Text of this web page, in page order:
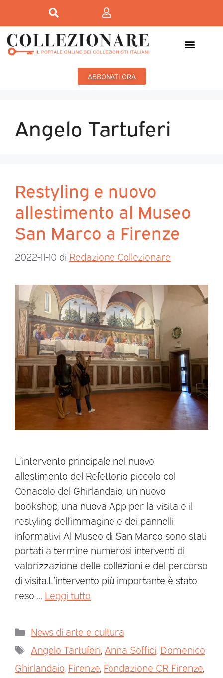
ABBONATI ORA
Angelo Tartuferi
Restyling e nuovo
allestimento al Museo
San Marco a Firenze
2022-11-10 di Redazione Collezionare
L’intervento principale nel nuovo
allestimento del Refettorio piccolo col
Cenacolo del Ghirlandaio, un nuovo
bookshop, una nuova App per la visita e il
restyling dell’immagine e dei pannelli
informativi Al Museo di San Marco sono stati
portati a termine numerosi interventi di
valorizzazione delle collezioni e del percorso
di visita.L’intervento più importante è stato
reso … Leggi tutto
News di arte e cultura
Angelo Tartuferi, Anna Soffici, Domenico
Ghirlandaio, Firenze, Fondazione CR Firenze,